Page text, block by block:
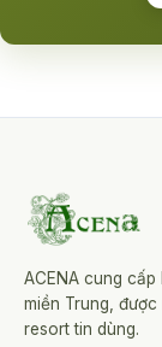
ACENA cung
miền Trung,
resort tin dùng.